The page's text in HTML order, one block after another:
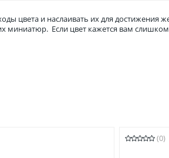
цвета и наслаивать их для достижения
миниатюр. Если цвет кажется вам
(0)